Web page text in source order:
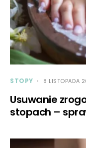
STOPY 8 LISTOPADA
Usuwanie
stopach –